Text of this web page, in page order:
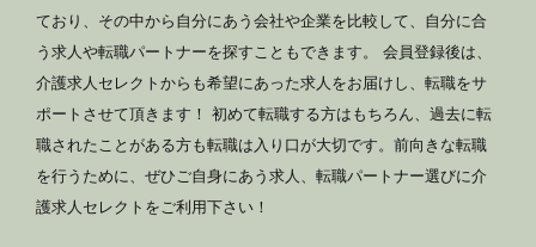
ており、その中から自分にあう会社や企業を比較して、自分に合
う求人や転職パートナーを探すこともできます。 会員登録後は、
介護求人セレクトからも希望にあった求人をお届けし、転職をサ
ポートさせて頂きます！ 初めて転職する方はもちろん、過去に転
職されたことがある方も転職は入り口が大切です。前向きな転職
を行うために、ぜひご自身にあう求人、転職パートナー選びに介
護求人セレクトをご利用下さい！